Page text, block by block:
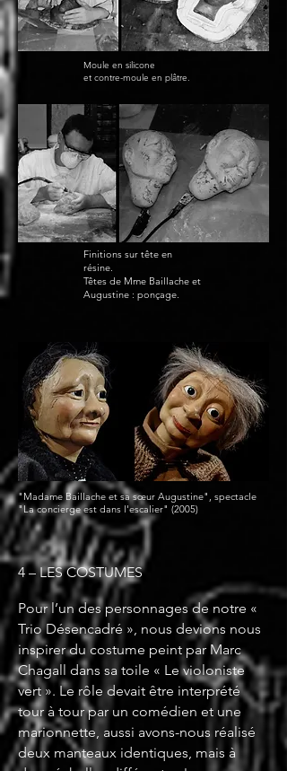
Moule en silicone
et contre-moule en plâtre.
Finitions sur tête en
résine.
Têtes de Mme Baillache et
Augustine : ponçage.
"Madame Baillache et sa sœur Augustine", spectacle
"La concierge est dans l'escalier" (2005)
4 – LES COSTUMES
Pour l’un des personnages de notre «
Trio Désencadré », nous devions nous
inspirer du costume peint par Marc
Chagall dans sa toile « Le violoniste
vert ». Le rôle devait être interprété
tour à tour par un comédien et une
marionnette, aussi avons-nous réalisé
deux manteaux identiques, mais à